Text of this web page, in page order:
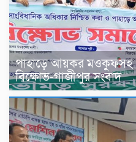
পাহাড়ে আয়কর মওকুফসহ
বিক্ষোভ-গাজীপুর সংবাদ